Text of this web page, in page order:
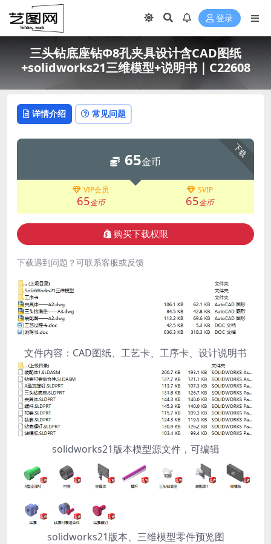
登录
三头钻底座钻Ф8孔夹具设计含CAD图纸
+solidworks21三维模型+说明书｜C22608
详情介绍 常见问题
下载
65金币
VIP会员
65金币
SVIP
65金币
购买下载权限
下载遇到问题？可联系客服或反馈
文件内容：CAD图纸、工艺卡、工序卡、设计说明书
solidworks21版本模型源文件，可编辑
solidworks21版本、三维模型零件预览图